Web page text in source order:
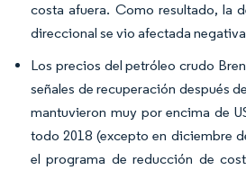
costa afuera. Como resultado, la
direccional se vio afectada
Los precios del petróleo crudo
señales de recuperación después
mantuvieron muy por encima de
todo 2018 (excepto en diciembre
el programa de reducción de